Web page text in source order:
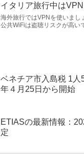
イタリア旅行中は
海外旅行ではVPNを使いまし
公共WiFiは盗聴リスクが高い
ベネチア市入島税 1人
年４月25日から開始
ETIASの最新情報：
定